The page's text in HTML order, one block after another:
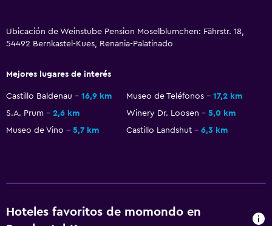
Servicio de traslado (cargo adicional)
Ubicación de Weinstube Pension Moselblumchen: Fährstr. 18,
54492 Bernkastel-Kues, Renania-Palatinado
Mejores lugares de interés
Castillo Baldenau 16,9 km Museo de Teléfonos
17,2 km
S.A. Prum
2,6 km Winery Dr. Loosen
5,0 km
Museo de Vino
5,7 km Castillo Landshut 6,3 km
Hoteles favoritos de momondo en